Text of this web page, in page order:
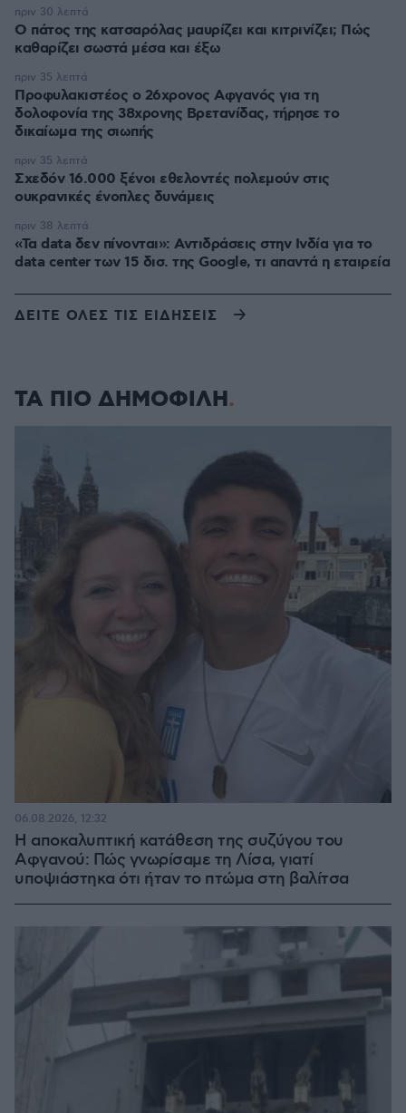
Ο πάτος της κατσαρόλας μαυρίζει και κιτρινίζει; Πώς
καθαρίζει σωστά μέσα και έξω
πριν 30 λεπτά
Προφυλακιστέος ο 26χρονος Αφγανός για τη
δολοφονία της 38χρονης Βρετανίδας, τήρησε το
δικαίωμα της σιωπής
πριν 35 λεπτά
Σχεδόν 16.000 ξένοι εθελοντές πολεμούν στις
ουκρανικές ένοπλες δυνάμεις
πριν 35 λεπτά
«Τα data δεν πίνονται»: Αντιδράσεις στην Ινδία για το
data center των 15 δισ. της Google, τι απαντά η εταιρεία
πριν 38 λεπτά
ΔΕΙΤΕ ΟΛΕΣ ΤΙΣ ΕΙΔΗΣΕΙΣ
ΤΑ ΠΙΟ ΔΗΜΟΦΙΛΗ
Η αποκαλυπτική κατάθεση της συζύγου του
Αφγανού: Πώς γνωρίσαμε τη Λίσα, γιατί
υποψιάστηκα ότι ήταν το πτώμα στη βαλίτσα
06.08.2026, 12:32